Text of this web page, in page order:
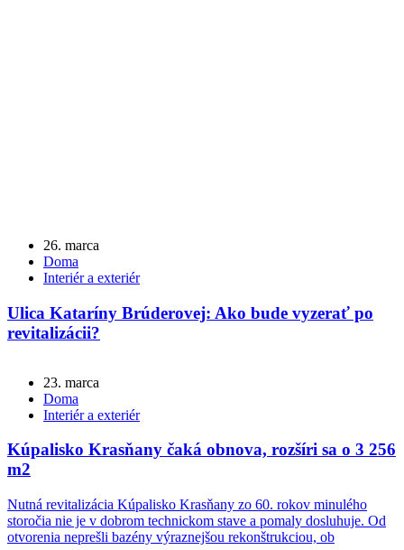
26. marca
Doma
Interiér a exteriér
Ulica Kataríny Brúderovej: Ako bude vyzerať po
revitalizácii?
23. marca
Doma
Interiér a exteriér
Kúpalisko Krasňany čaká obnova, rozšíri sa o 3 256
m2
Nutná revitalizácia Kúpalisko Krasňany zo 60. rokov minulého
storočia nie je v dobrom technickom stave a pomaly dosluhuje. Od
otvorenia neprešli bazény výraznejšou rekonštrukciou, ob